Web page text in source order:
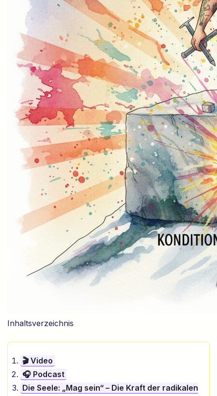
Inhaltsverzeichnis
🎬 Video
🎧 Podcast
Die Seele: „Mag sein“ – Die Kraft der radikalen